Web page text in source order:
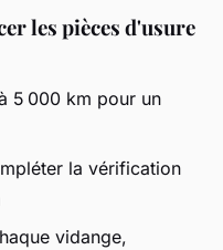
les pièces d'usure
5 000 km pour un
la vérification
vidange,